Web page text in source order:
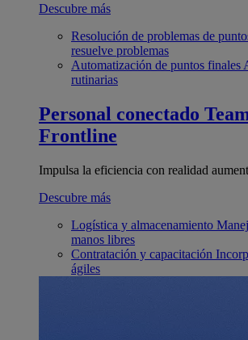
Descubre más
Resolución de problemas de
resuelve problemas
Automatización de puntos finales
rutinarias
Personal conectado
Frontline
Impulsa la eficiencia con realidad
Descubre más
Logística y almacenamiento
manos libres
Contratación y capacitación
ágiles